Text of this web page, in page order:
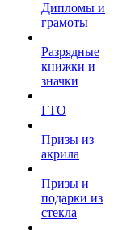
Дипломы и
грамоты
Разрядные
книжки и
значки
ГТО
Призы из
акрила
Призы и
подарки из
стекла